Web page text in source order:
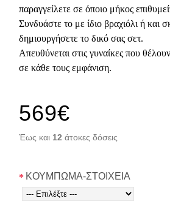
παραγγείλετε σε όποιο μήκος
Συνδυάστε το με ίδιο βραχιόλι ή και
δημιουργήσετε το δικό σας σετ.
Απευθύνεται στις γυναίκες που
σε κάθε τους εμφάνιση.
569€
Έως και 12 άτοκες δόσεις
ΚΟΥΜΠΩΜΑ-ΣΤΟΙΧΕΙΑ